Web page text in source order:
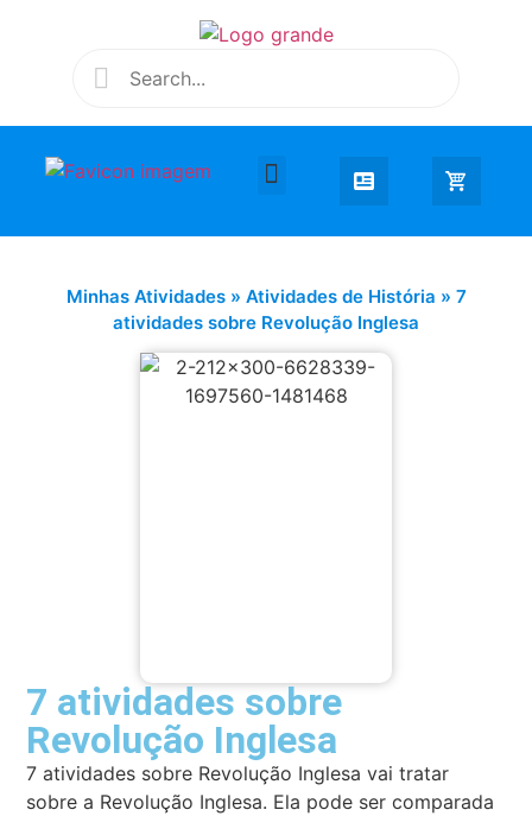
Minhas Atividades» Atividades de História » 7
atividades sobre Revolução Inglesa
7 atividades sobre
Revolução Inglesa
7 atividades sobre Revolução Inglesa vai tratar
sobre a Revolução Inglesa. Ela pode ser comparada